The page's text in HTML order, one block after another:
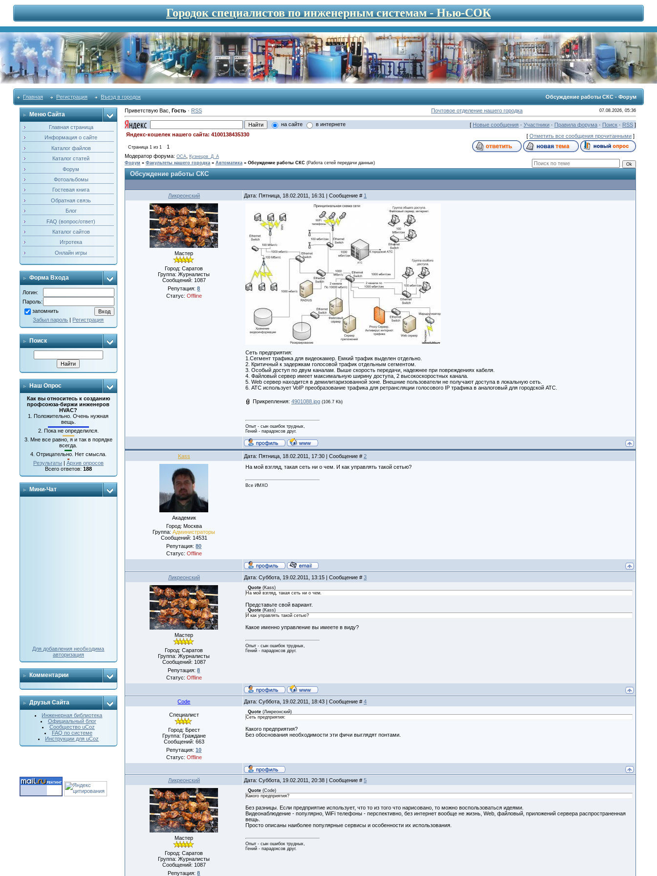
Городок специалистов по инженерным системам - Нью-СОК
Главная Регистрация Въезд в городок Обсуждение работы СКС - Форум
Меню Сайта
Главная страница
Информация о сайте
Каталог файлов
Каталог статей
Форум
Фотоальбомы
Гостевая книга
Обратная связь
Блог
FAQ (вопрос/ответ)
Каталог сайтов
Игротека
Онлайн игры
Форма Входа
Логин:
Пароль:
запомнить
Забыл пароль | Регистрация
Поиск
Наш Опрос
Как вы относитесь к созданию
профсоюза-биржи инженеров
HVAC?
1.Положительно. Очень нужная
вещь.
2. Пока не определился.
3. Мне все равно, я и так в порядке
всегда.
4. Отрицательно. Нет смысла.
Результаты | Архив опросов
Всего ответов: 188
Мини-Чат
Для добавления необходима
авторизация
Комментарии
Друзья Сайта
Инженерная библиотека
Официальный блог
Сообщество uCoz
FAQ по системе
Инструкции для uCoz
Приветствую Вас Гость· RSS Почтовое отделение нашего городка 07.08.2026, 05:36
на сайте в интернете [ Новые сообщения· Участники· Правила форума· Поиск· RSS]
Яндекс-кошелек нашего сайта: 4100138435330
[ Отметить все сообщения прочитанными]
Страница 1 из 1
1
Модератор форума: OCA,
Кузнецов_Д_А
Форум » Факультеты нашего городка » Автоматика » Обсуждение работы СКС (Работа сетей передачи данных)
Обсуждение работы СКС
Ликреонский Дата: Пятница, 18.02.2011, 16:31 | Сообщение # 1
Мастер
Город: Саратов
Группа: Журналисты
Сообщений: 1087
Репутация:8
Статус: Offline
Сеть предприятия:
1.Сегмент трафика для видеокамер. Емкий трафик выделен отдельно.
2. Критичный к задержкам голосовой трафик отдельным сегментом.
3. Особый доступ по двум каналам. Выше скорость передачи, надежнее при повреждениях кабеля.
4. Файловый сервер имеет максимальную ширину доступа, 2 высокоскоростных канала.
5. Web сервер находится в демилитаризованной зоне. Внешние пользователи не получают доступа в локальную сеть.
6. АТС использует VoIP преобразование трафика для ретрансляции голосового IP трафика в аналоговый для городской АТС.
Прикрепления: 4901088.jpg (106.7 Kb)
Опыт - сын ошибок трудных,
Гений - парадоксов друг.
Kass Дата: Пятница, 18.02.2011, 17:30 | Сообщение # 2
Академик
Город: Москва
Группа:Администраторы
Сообщений: 14531
Репутация:80
Статус: Offline
На мой взгляд, такая сеть ни о чем. И как управлять такой сетью?
Все ИМХО
Ликреонский Дата: Суббота, 19.02.2011, 13:15 | Сообщение # 3
Мастер
Город: Саратов
Группа: Журналисты
Сообщений: 1087
Репутация:8
Статус: Offline
Quote(Kass)
На мой взгляд, такая сеть ни о чем.
Представьте свой вариант.
Quote(Kass)
И как управлять такой сетью?
Какое именно управление вы имеете в виду?
Опыт - сын ошибок трудных,
Гений - парадоксов друг.
Code Дата: Суббота, 19.02.2011, 18:43 | Сообщение # 4
Специалист
Город: Брест
Группа: Граждане
Сообщений: 663
Репутация:10
Статус: Offline
Quote(Ликреонский)
Сеть предприятия:
Какого предприятия?
Без обоснования необходимости эти фичи выглядят понтами.
Ликреонский Дата: Суббота, 19.02.2011, 20:38 | Сообщение # 5
Мастер
Город: Саратов
Группа: Журналисты
Сообщений: 1087
Репутация:8
Quote(Code)
Какого предприятия?
Без разницы. Если предприятие использует, что то из того что нарисовано, то можно воспользоваться идеями.
Видеонаблюдение - популярно, WiFi телефоны - перспективно, без интернет вообще не жизнь, Web, файловый, приложений сервера распространенная
вещь.
Просто описаны наиболее популярные сервисы и особенности их использования.
Опыт - сын ошибок трудных,
Гений - парадоксов друг.